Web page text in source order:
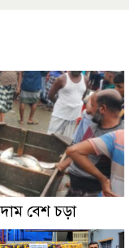
বেশ চড়া